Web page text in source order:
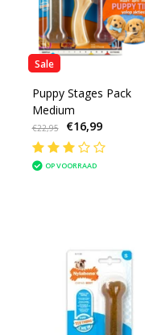
Sale
Puppy Stages Pack
Medium
€22,95 €16,99
OP VOORRAAD